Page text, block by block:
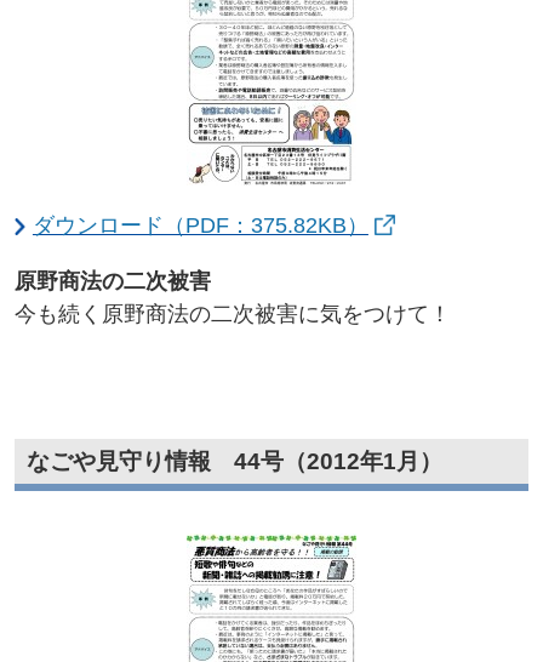
ダウンロード（PDF：375.82KB）
原野商法の二次被害​
今も続く原野商法の二次被害に気をつけて！
なごや見守り情報 44号（2012年1月）